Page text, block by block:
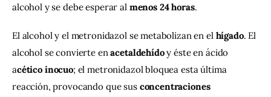
alcohol y se debe esperar al menos 24 horas.
El alcohol y el metronidazol se metabolizan en el hígado. El
alcohol se convierte en acetaldehído y éste en ácido
acético inocuo; el metronidazol bloquea esta última
reacción, provocando que sus concentraciones